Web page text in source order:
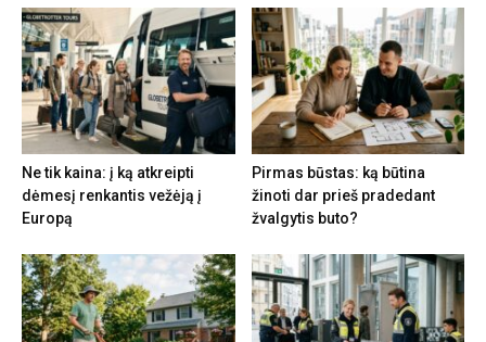
Ne tik kaina: į ką atkreipti
dėmesį renkantis vežėją į
Europą
Pirmas būstas: ką būtina
žinoti dar prieš pradedant
žvalgytis buto?